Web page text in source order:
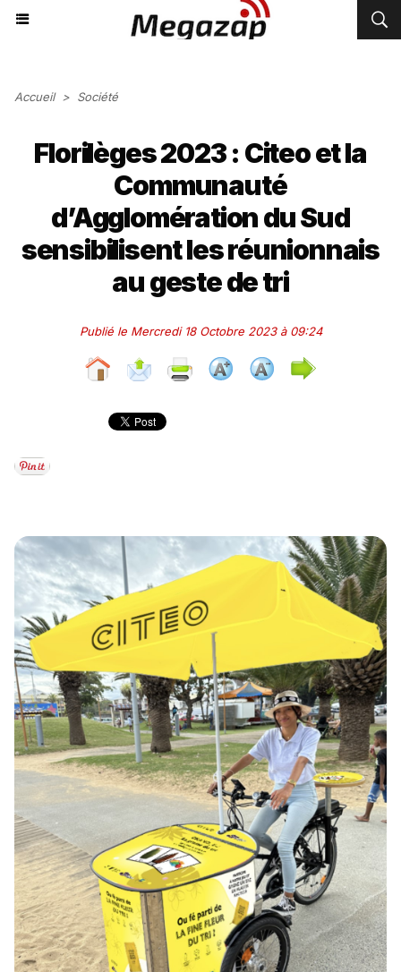
Accueil > Société
Florilèges 2023 : Citeo et la
Communauté
d’Agglomération du Sud
sensibilisent les réunionnais
au geste de tri
Publié le Mercredi 18 Octobre 2023 à 09:24